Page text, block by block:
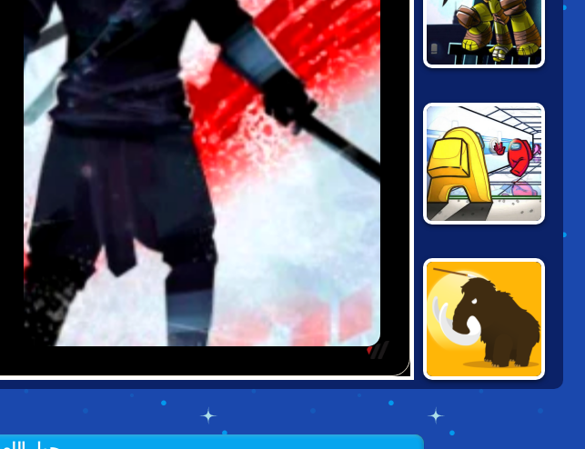
SHADOW
HEROES
KILLER
BIG HUNTER